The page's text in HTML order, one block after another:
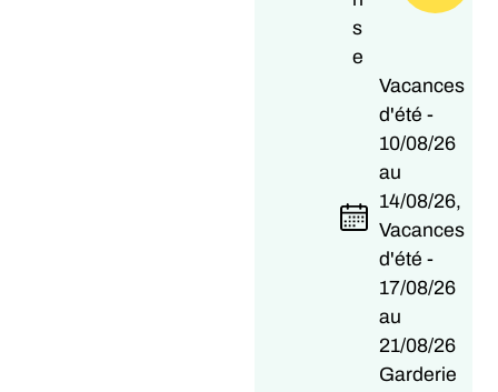
s
e
Vacances
d'été -
10/08/26
au
14/08/26,
Vacances
d'été -
17/08/26
au
21/08/26
Garderie